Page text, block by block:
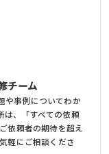
チーム
や事例についてわか
は、「すべての依頼
依頼者の期待を超え
軽にご相談くださ